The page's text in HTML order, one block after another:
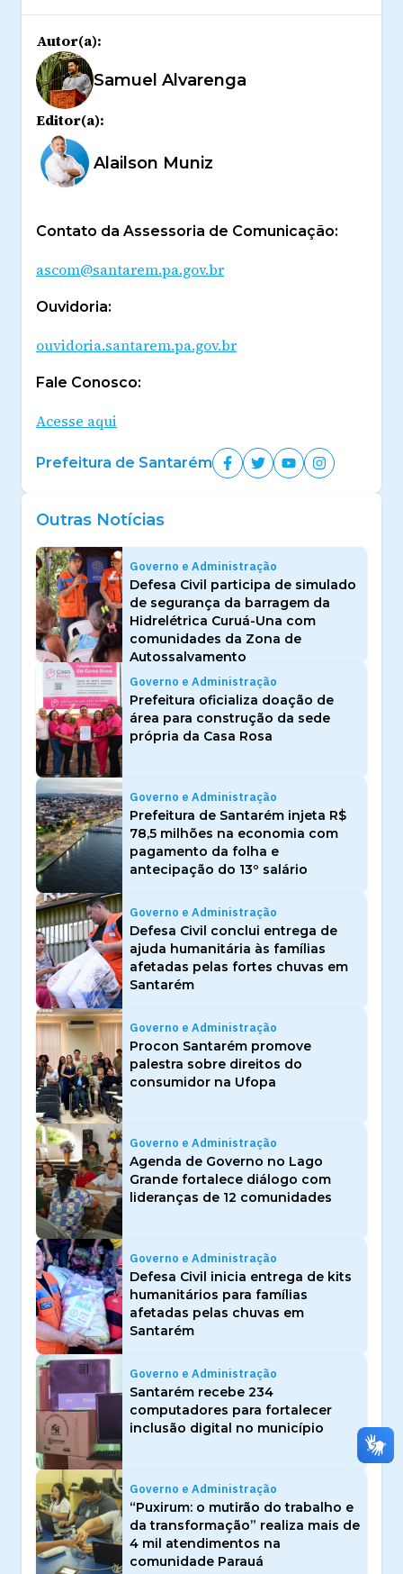
Autor(a):
Samuel Alvarenga
Editor(a):
Alailson Muniz
Contato da Assessoria de Comunicação:
ascom@santarem.pa.gov.br
Ouvidoria:
ouvidoria.santarem.pa.gov.br
Fale Conosco:
Acesse aqui
Prefeitura de Santarém
Outras Notícias
Governo e Administração
Defesa Civil participa de simulado
de segurança da barragem da
Hidrelétrica Curuá-Una com
comunidades da Zona de
Autossalvamento
Governo e Administração
Prefeitura oficializa doação de
área para construção da sede
própria da Casa Rosa
Governo e Administração
Prefeitura de Santarém injeta R$
78,5 milhões na economia com
pagamento da folha e
antecipação do 13º salário
Governo e Administração
Defesa Civil conclui entrega de
ajuda humanitária às famílias
afetadas pelas fortes chuvas em
Santarém
Governo e Administração
Procon Santarém promove
palestra sobre direitos do
consumidor na Ufopa
Governo e Administração
Agenda de Governo no Lago
Grande fortalece diálogo com
lideranças de 12 comunidades
Governo e Administração
Defesa Civil inicia entrega de kits
humanitários para famílias
afetadas pelas chuvas em
Santarém
Governo e Administração
Santarém recebe 234
computadores para fortalecer
inclusão digital no município
Governo e Administração
“Puxirum: o mutirão do trabalho e
da transformação” realiza mais de
4 mil atendimentos na
comunidade Parauá